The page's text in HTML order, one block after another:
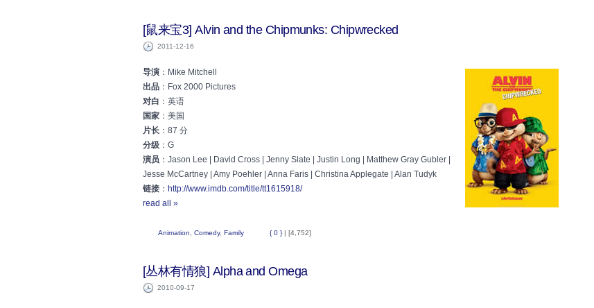
[鼠来宝3] Alvin and the Chipmunks: Chipwrecked
2011-12-16
导演 ：Mike Mitchell
出品 ：Fox 2000 Pictures
对白 ：英语
国家 ：美国
片长 ：87 分
分级 ：G
演员 ：Jason Lee | David Cross | Jenny Slate | Justin Long | Matthew Gray Gubler |
Jesse McCartney | Amy Poehler | Anna Faris | Christina Applegate | Alan Tudyk
链接 ： http://www.imdb.com/title/tt1615918/
read all »
Animation Comedy, Family { 0 } | [4,752]
[丛林有情狼] Alpha and Omega
2010-09-17